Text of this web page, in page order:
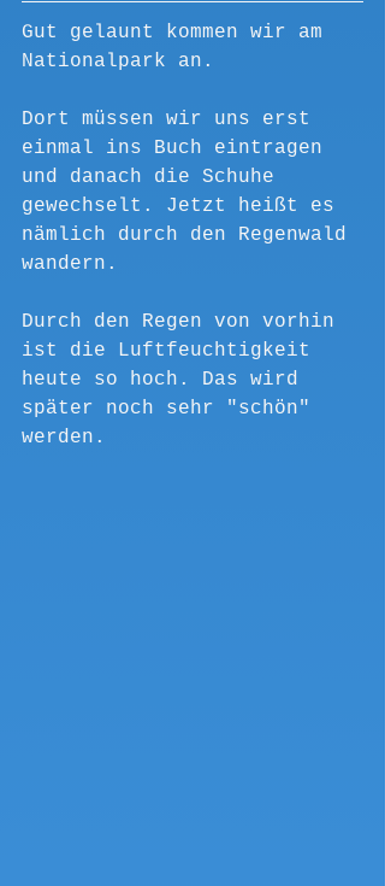
Gut gelaunt kommen wir am
Nationalpark an.
Dort müssen wir uns erst
einmal ins Buch eintragen
und danach die Schuhe
gewechselt. Jetzt heißt es
nämlich durch den Regenwald
wandern.
Durch den Regen von vorhin
ist die Luftfeuchtigkeit
heute so hoch. Das wird
später noch sehr "schön"
werden.